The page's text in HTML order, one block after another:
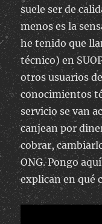
suele ser de
menos es la
he tenido que
técnico) en
otros usuarios
conocimientos
servicio se van
canjean por
cobrar,
ONG. Pongo
explican en qué